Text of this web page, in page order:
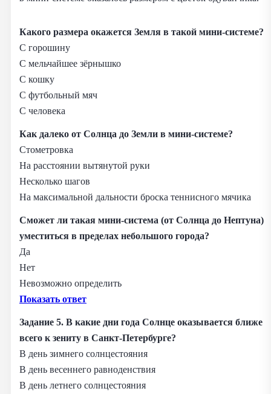
Какого размера окажется Земля в такой мини‑системе?
С горошину
С мельчайшее зёрнышко
С кошку
С футбольный мяч
С человека
Как далеко от Солнца до Земли в мини‑системе?
Стометровка
На расстоянии вытянутой руки
Несколько шагов
На максимальной дальности броска теннисного мячика
Сможет ли такая мини‑система (от Солнца до Нептуна)
уместиться в пределах небольшого города?
Да
Нет
Невозможно определить
Показать ответ
Задание 5. В какие дни года Солнце оказывается ближе
всего к зениту в Санкт‑Петербурге?
В день зимнего солнцестояния
В день весеннего равноденствия
В день летнего солнцестояния